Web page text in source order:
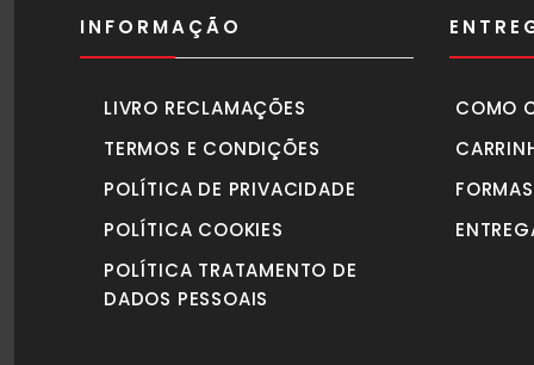
INFORMAÇÃO
LIVRO RECLAMAÇÕES
TERMOS E CONDIÇÕES
POLÍTICA DE PRIVACIDADE
POLÍTICA COOKIES
POLÍTICA TRATAMENTO DE
DADOS PESSOAIS
COMO